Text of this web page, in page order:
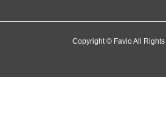
Copyright © Favio All